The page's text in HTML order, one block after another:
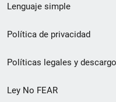
de
pie
de
página
Lenguaje simple
Política de privacidad
Políticas legales y
Ley No FEAR